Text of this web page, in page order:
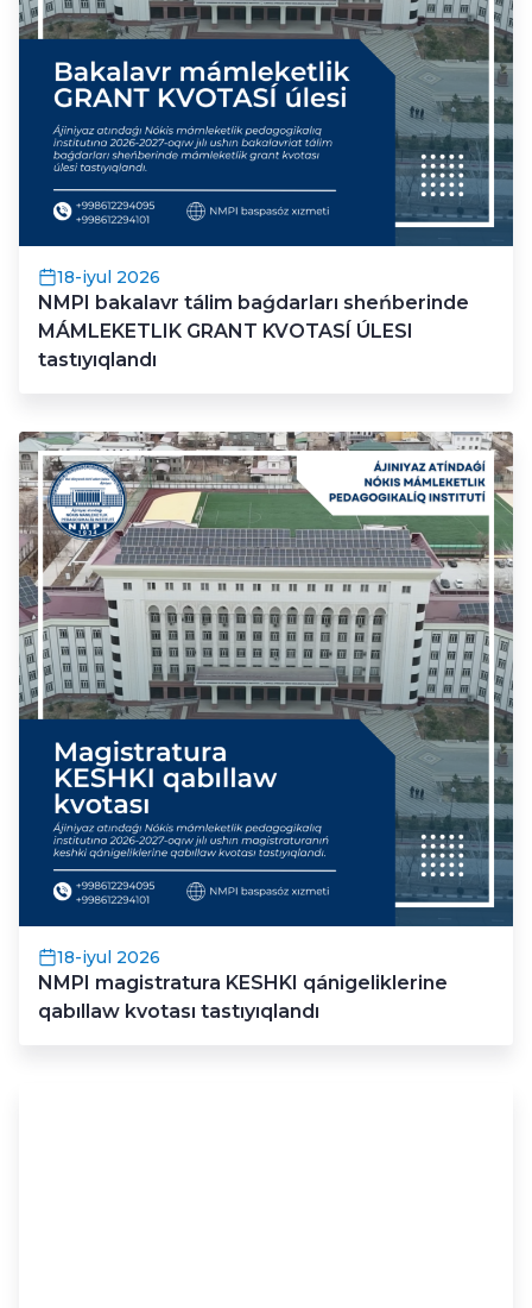
18-iyul 2026
NMPI bakalavr tálim baǵdarları sheńberinde
MÁMLEKETLIK GRANT KVOTASÍ ÚLESI
tastıyıqlandı
18-iyul 2026
NMPI magistratura KESHKI qánigeliklerine
qabıllaw kvotası tastıyıqlandı